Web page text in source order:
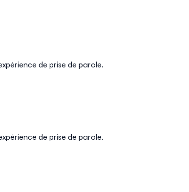
de prise de parole.
de prise de parole.